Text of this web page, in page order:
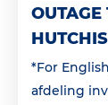
OUTAGE
*For
afdeling